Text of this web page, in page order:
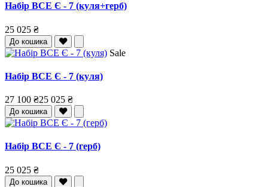
Набір ВСЕ Є - 7 (куля+герб)
25 025 ₴
До кошика
Sale
Набір ВСЕ Є - 7 (куля)
27 100 ₴25 025 ₴
До кошика
Набір ВСЕ Є - 7 (герб)
25 025 ₴
До кошика